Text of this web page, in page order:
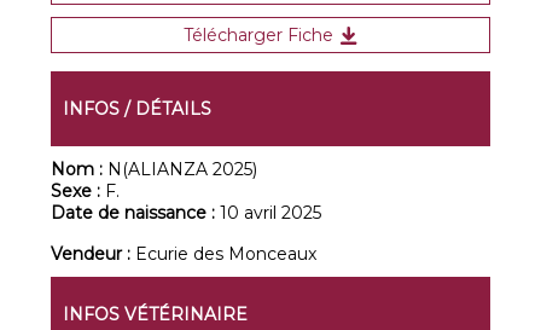
Télécharger Fiche
INFOS / DÉTAILS
Nom : N(ALIANZA 2025)
Sexe : F.
Date de naissance :10 avril 2025
Vendeur : Ecurie des Monceaux
INFOS VÉTÉRINAIRE